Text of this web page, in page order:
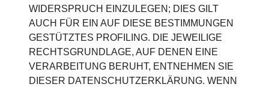
WIDERSPRUCH EINZULEGEN; DIES GILT
AUCH FÜR EIN AUF DIESE BESTIMMUNGEN
GESTÜTZTES PROFILING. DIE JEWEILIGE
RECHTSGRUNDLAGE, AUF DENEN EINE
VERARBEITUNG BERUHT, ENTNEHMEN SIE
DIESER DATENSCHUTZERKLÄRUNG. WENN